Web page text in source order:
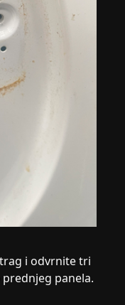
i odvrnite tri
panela.